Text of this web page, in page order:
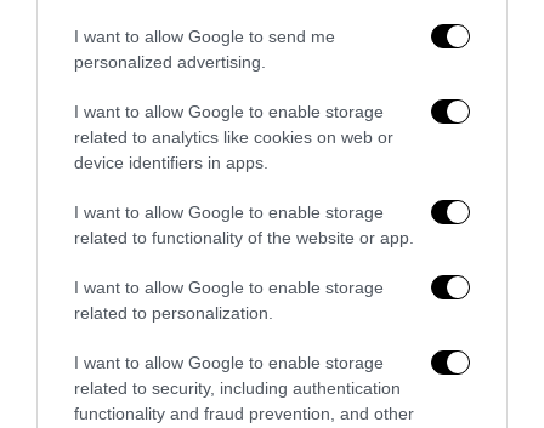
I want to allow Google to send me
personalized advertising.
I want to allow Google to enable storage
related to analytics like cookies on web or
device identifiers in apps.
I want to allow Google to enable storage
related to functionality of the website or app.
I want to allow Google to enable storage
related to personalization.
I want to allow Google to enable storage
related to security, including authentication
functionality and fraud prevention, and other
L’immigrazione è l’ultimo rifugio degli incapaci: contro
l’economia delle braccia
27 Luglio 2026